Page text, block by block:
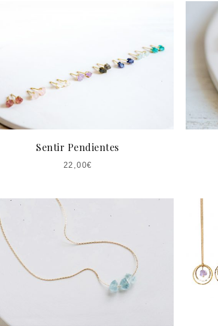
Sentir Pendientes
22,00€